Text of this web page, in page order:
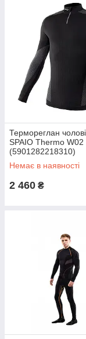
Термореглан
SPAIO Thermo W02
(5901282218310)
Немає в наявності
2 460 ₴